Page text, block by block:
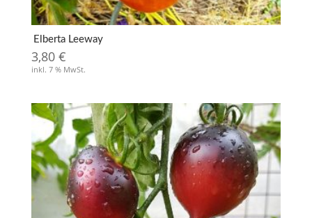
Elberta Leeway
3,80 €
inkl. 7 % MwSt.